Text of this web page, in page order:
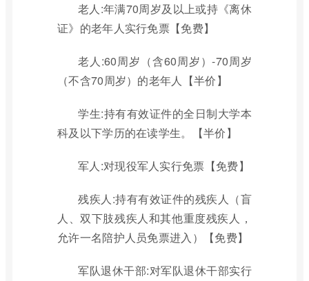
老人:年满70周岁及以上或持《离休
证》的老年人实行免票【免费】
老人:60周岁（含60周岁）-70周岁
（不含70周岁）的老年人【半价】
学生:持有有效证件的全日制大学本
科及以下学历的在读学生。【半价】
军人:对现役军人实行免票【免费】
残疾人:持有有效证件的残疾人（盲
人、双下肢残疾人和其他重度残疾人，
允许一名陪护人员免票进入）【免费】
军队退休干部:对军队退休干部实行